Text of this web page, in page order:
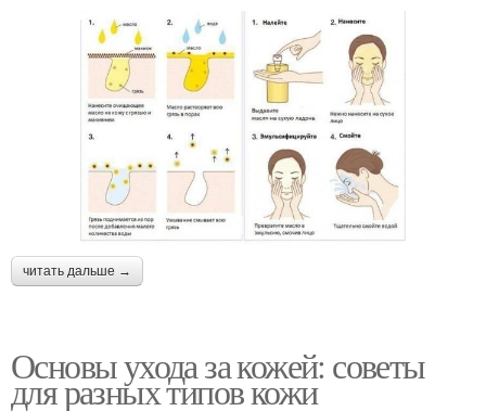
читать дальше →
Основы ухода за кожей: советы
для разных типов кожи